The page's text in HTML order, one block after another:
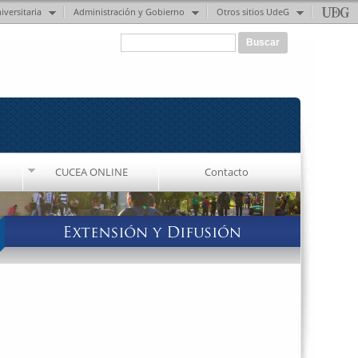
Administración y Gobierno Otros sitios UdeG
Buscar
CUCEA ONLINE Contacto